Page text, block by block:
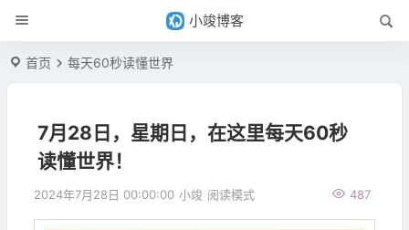
小竣博客
首页 每天60秒读懂世界
7月28日，星期日，在这里每天60秒
读懂世界！
2024年7月28日 00:00:00 小竣 487
阅读模式